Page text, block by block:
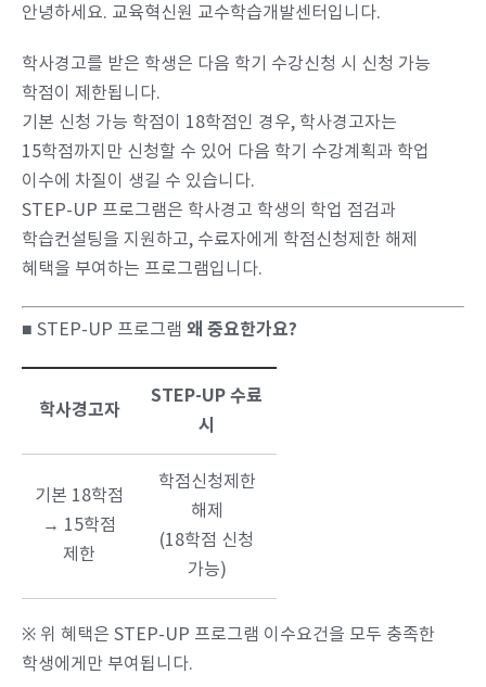
안녕하세요. 교육혁신원 교수학습개발센터입니다.
학사경고를 받은 학생은 다음 학기 수강신청 시 신청 가능
학점이 제한됩니다.
기본 신청 가능 학점이 18학점인 경우, 학사경고자는
15학점까지만 신청할 수 있어 다음 학기 수강계획과 학업
이수에 차질이 생길 수 있습니다.
STEP-UP 프로그램은 학사경고 학생의 학업 점검과
학습컨설팅을 지원하고, 수료자에게 학점신청제한 해제
혜택을 부여하는 프로그램입니다.
■ STEP-UP 프로그램 왜 중요한가요?
학사경고자
STEP-UP 수료
시
기본 18학점
→ 15학점
제한
학점신청제한
해제
(18학점 신청
가능)
※ 위 혜택은 STEP-UP 프로그램 이수요건을 모두 충족한
학생에게만 부여됩니다.